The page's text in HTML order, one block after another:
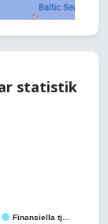
statistik
Finansiella tj…